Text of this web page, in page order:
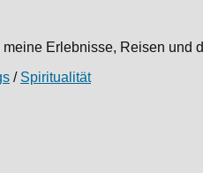
Erlebnisse, Reisen
/ Spiritualität